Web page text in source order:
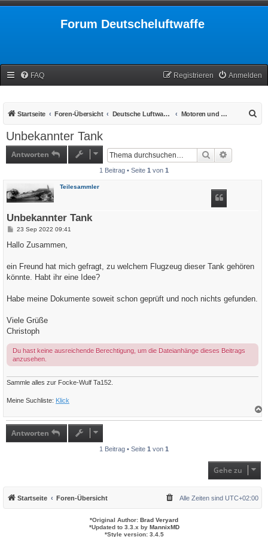
Forum Deutscheluftwaffe
FAQ Anmelden
Registrieren
Startseite Foren-Übersicht Deutsche Luftwaffe 1939-1945 Motoren und Triebwerke
Unbekannter Tank
Antworten Suche
1 Beitrag • Seite 1 von 1
Teilesammler
Unbekannter Tank
B
i
a
23 Sep 2022 09:41
Hallo Zusammen,
ein Freund hat mich gefragt, zu welchem Flugzeug dieser Tank gehören
könnte. Habt ihr eine Idee?
Habe meine Dokumente soweit schon geprüft und noch nichts gefunden.
Viele Grüße
Christoph
Du hast keine ausreichende Berechtigung, um die Dateianhänge dieses Beitrags
anzusehen.
Sammle alles zur Focke-Wulf Ta152.
Meine Suchliste: Klick
Antworten
1 Beitrag • Seite 1 von 1
Gehe zu
Startseite Foren-Übersicht Alle Zeiten sind UTC+02:00
*Original Author: Brad Veryard
*Updated to 3.3.x by MannixMD
*Style version: 3.4.5